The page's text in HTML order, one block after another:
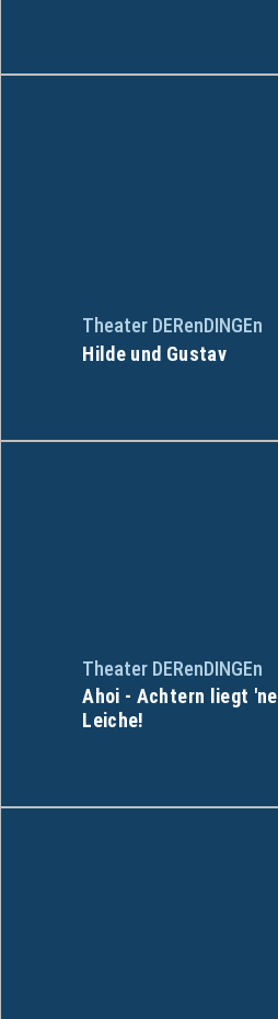
Theater DERenDINGEn
Hilde und Gustav
Theater DERenDINGEn
Ahoi - Achtern liegt 'ne
Leiche!